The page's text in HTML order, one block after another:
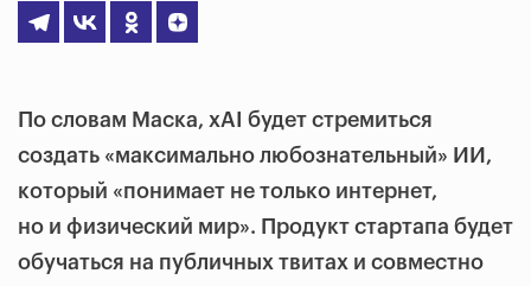
По словам Маска, xAI будет стремиться
создать «максимально любознательный» ИИ,
который «понимает не только интернет,
но и физический мир». Продукт стартапа будет
обучаться на публичных твитах и совместно